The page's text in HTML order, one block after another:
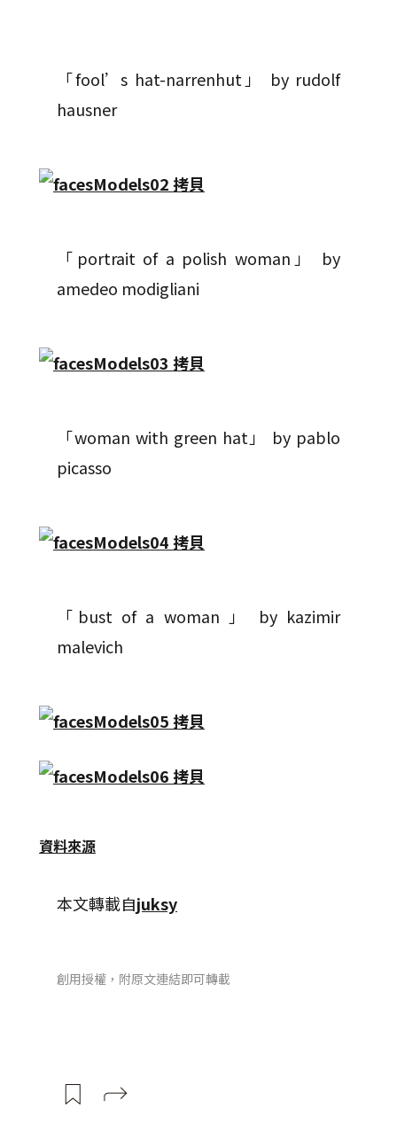
「fool’s hat-narrenhut」 by rudolf
hausner
「portrait of a polish woman」 by
amedeo modigliani
「woman with green hat」 by pablo
picasso
「bust of a woman 」 by kazimir
malevich
資料來源
本文轉載自juksy
創用授權，附原文連結即可轉載